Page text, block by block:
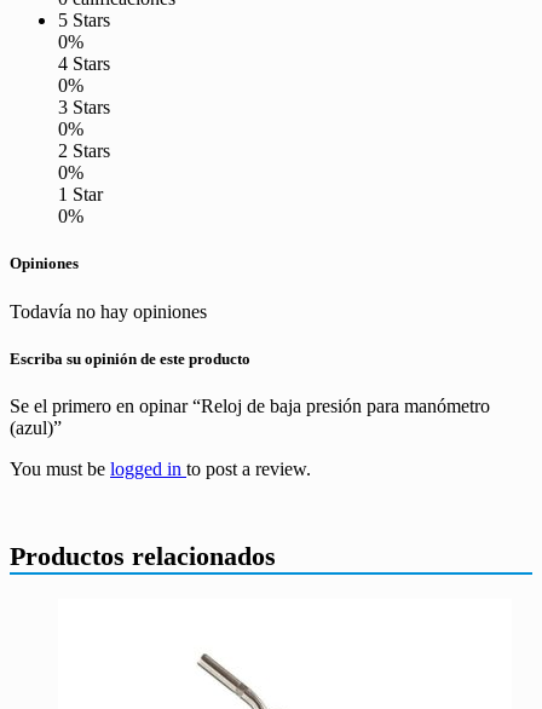
5 Stars
0%
4 Stars
0%
3 Stars
0%
2 Stars
0%
1 Star
0%
Opiniones
Todavía no hay opiniones
Escriba su opinión de este producto
Se el primero en opinar “Reloj de baja presión para manómetro
(azul)”
You must be logged in to post a review.
Productos relacionados